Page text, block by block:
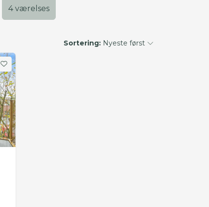
4 værelses
Sortering: Nyeste først